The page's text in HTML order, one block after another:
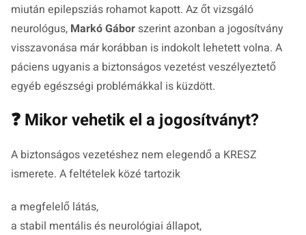
miután epilepsziás rohamot kapott. Az őt vizsgáló
neurológus, Markó Gábor szerint azonban a jogosítvány
visszavonása már korábban is indokolt lehetett volna. A
páciens ugyanis a biztonságos vezetést veszélyeztető
egyéb egészségi problémákkal is küzdött.
❓ Mikor vehetik el a jogosítványt?
A biztonságos vezetéshez nem elegendő a KRESZ
ismerete. A feltételek közé tartozik
a megfelelő látás,
a stabil mentális és neurológiai állapot,